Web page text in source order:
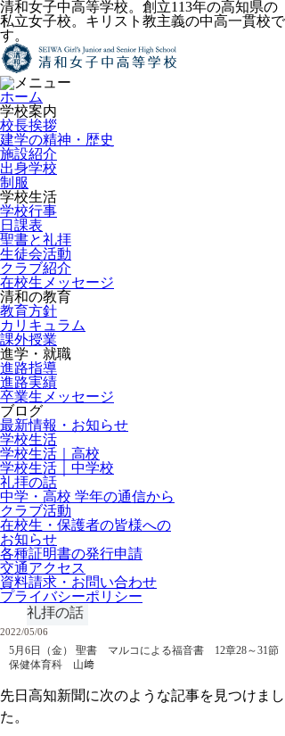
清和女子中高等学校。創立113年の高知県の
私立女子校。キリスト教主義の中高一貫校で
す。
ホーム
学校案内
校長挨拶
建学の精神・歴史
施設紹介
出身学校
制服
学校生活
学校行事
日課表
聖書と礼拝
生徒会活動
クラブ紹介
在校生メッセージ
清和の教育
教育方針
カリキュラム
課外授業
進学・就職
進路指導
進路実績
卒業生メッセージ
ブログ
最新情報・お知らせ
学校生活
学校生活｜高校
学校生活｜中学校
礼拝の話
中学・高校 学年の通信から
クラブ活動
在校生・保護者の皆様への
お知らせ
各種証明書の発行申請
交通アクセス
資料請求・お問い合わせ
プライバシーポリシー
礼拝の話
2022/05/06
5月6日（金） 聖書 マルコによる福音書 12章28～31節
保健体育科 山﨑
先日高知新聞に次のような記事を見つけまし
た。